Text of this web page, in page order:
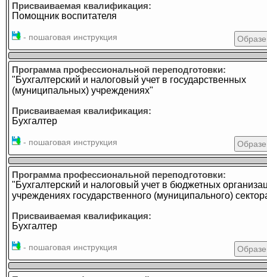
Присваиваемая квалификация:
Помощник воспитателя
- пошаговая инструкция
Программа профессиональной переподготовки:
"Бухгалтерский и налоговый учет в государственных
(муниципальных) учреждениях"
Присваиваемая квалификация:
Бухгалтер
- пошаговая инструкция
Программа профессиональной переподготовки:
"Бухгалтерский и налоговый учет в бюджетных
учреждениях государственного (муниципального)
Присваиваемая квалификация:
Бухгалтер
- пошаговая инструкция